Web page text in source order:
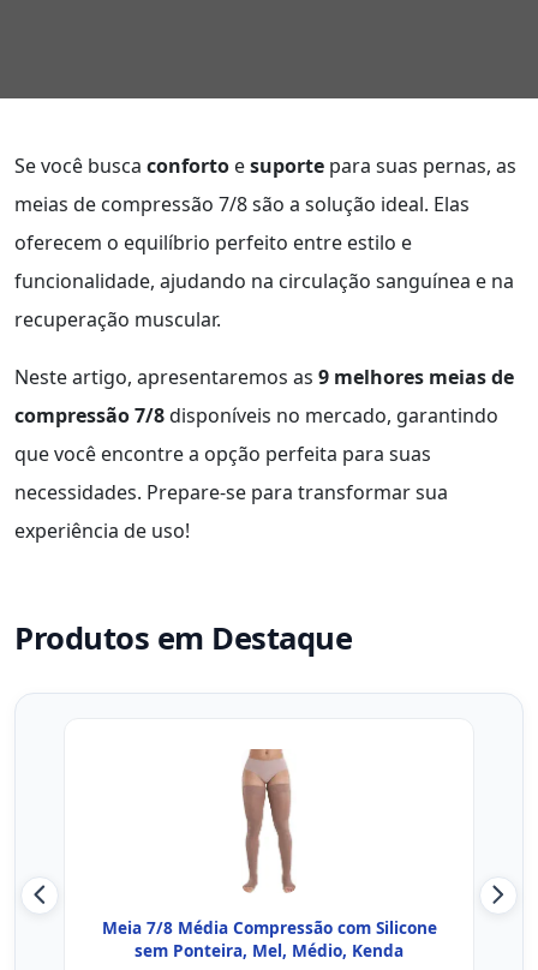
Se você busca conforto esuporte para suas pernas, as
meias de compressão 7/8 são a solução ideal. Elas
oferecem o equilíbrio perfeito entre estilo e
funcionalidade, ajudando na circulação sanguínea e na
recuperação muscular.
Neste artigo, apresentaremos as 9 melhores meias de
compressão 7/8disponíveis no mercado, garantindo
que você encontre a opção perfeita para suas
necessidades. Prepare-se para transformar sua
experiência de uso!
Produtos em Destaque
Meia 7/8 Média Compressão com Silicone
sem Ponteira, Mel, Médio, Kenda